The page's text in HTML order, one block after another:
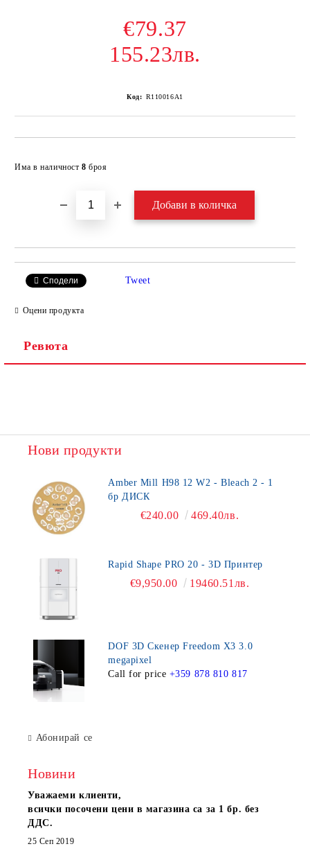
€79.37
155.23лв.
Код: R110016A1
Има в наличност 8 броя
Сподели Tweet
Оцени продукта
Ревюта
Нови продукти
Amber Mill H98 12 W2 - Bleach 2 - 1
бр ДИСК
€240.00 469.40лв.
Rapid Shape PRO 20 - 3D Принтер
€9,950.00 19460.51лв.
DOF 3D Скенер Freedom X3 3.0
megapixel
Call for price +359 878 810 817
Абонирай се
Новини
Уважаеми клиенти,
всички посочени цени в магазина са за 1 бр. без
ДДС.
25 Сеп 2019